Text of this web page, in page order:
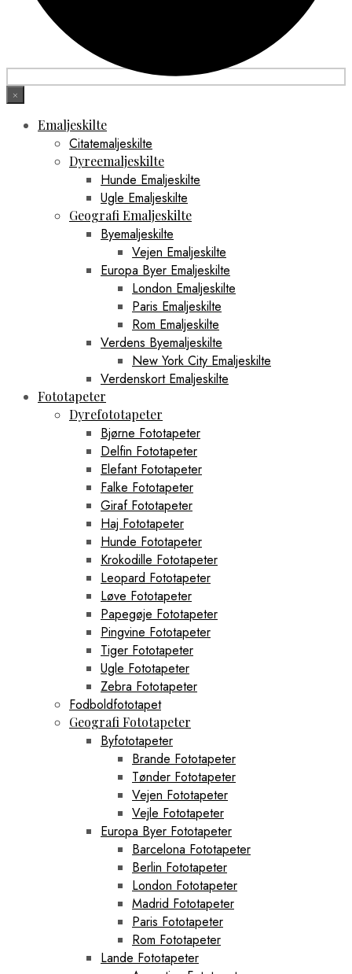
×
Emaljeskilte
Citatemaljeskilte
Dyreemaljeskilte
Hunde Emaljeskilte
Ugle Emaljeskilte
Geografi Emaljeskilte
Byemaljeskilte
Vejen Emaljeskilte
Europa Byer Emaljeskilte
London Emaljeskilte
Paris Emaljeskilte
Rom Emaljeskilte
Verdens Byemaljeskilte
New York City Emaljeskilte
Verdenskort Emaljeskilte
Fototapeter
Dyrefototapeter
Bjørne Fototapeter
Delfin Fototapeter
Elefant Fototapeter
Falke Fototapeter
Giraf Fototapeter
Haj Fototapeter
Hunde Fototapeter
Krokodille Fototapeter
Leopard Fototapeter
Løve Fototapeter
Papegøje Fototapeter
Pingvine Fototapeter
Tiger Fototapeter
Ugle Fototapeter
Zebra Fototapeter
Fodboldfototapet
Geografi Fototapeter
Byfototapeter
Brande Fototapeter
Tønder Fototapeter
Vejen Fototapeter
Vejle Fototapeter
Europa Byer Fototapeter
Barcelona Fototapeter
Berlin Fototapeter
London Fototapeter
Madrid Fototapeter
Paris Fototapeter
Rom Fototapeter
Lande Fototapeter